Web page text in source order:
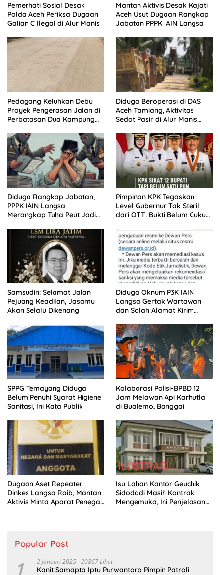
Pemerhati Sosial Desak
Polda Aceh Periksa Dugaan
Galian C Ilegal di Alur Manis
Mantan Aktivis Desak Kajati
Aceh Usut Dugaan Rangkap
Jabatan PPPK IAIN Langsa
Pedagang Keluhkan Debu
Proyek Pengerasan Jalan di
Perbatasan Dua Kampung
Diduga Beroperasi di DAS
Aceh Tamiang, Aktivitas
Sedot Pasir di Alur Manis
Diduga Rangkap Jabatan,
PPPK IAIN Langsa
Merangkap Tuha Peut Jadi
Pimpinan KPK Tegaskan
Level Gubernur Tak Steril
dari OTT: Bukti Belum Cukup,
Samsudin: Selamat Jalan
Pejuang Keadilan, Jasamu
Akan Selalu Dikenang
Diduga Oknum P3K IAIN
Langsa Gertak Wartawan
dan Salah Alamat Kirim
SPPG Temayang Diduga
Belum Penuhi Syarat Higiene
Sanitasi, Ini Kata Publik
Kolaborasi Polisi-BPBD 12
Jam Melawan Api Karhutla
di Bualemo, Banggai
Dugaan Aset Repeater
Dinkes Langsa Raib, Mantan
Aktivis Minta Aparat Penegak
Isu Lahan Kantor Geuchik
Sidodadi Masih Kontrak
Mengemuka, Ini Penjelasan
Popular Post
1 2 Januari 2025 20867 Lihat
Kanit Samapta Iptu Purwantoro Pimpin Patroli